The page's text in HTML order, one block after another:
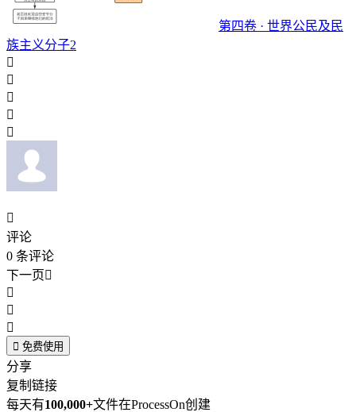
第四卷 · 世界公民及民
族主义分子2






评论
0 条评论
下一页



 免费使用
分享
复制链接
每天有100,000+文件在ProcessOn创建